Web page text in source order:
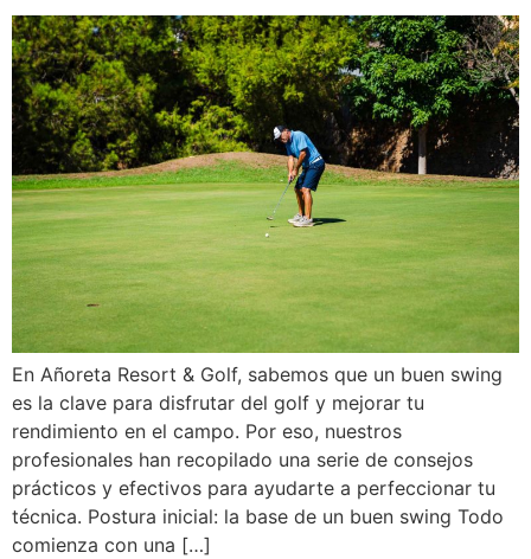
En Añoreta Resort & Golf, sabemos que un buen swing
es la clave para disfrutar del golf y mejorar tu
rendimiento en el campo. Por eso, nuestros
profesionales han recopilado una serie de consejos
prácticos y efectivos para ayudarte a perfeccionar tu
técnica. Postura inicial: la base de un buen swing Todo
comienza con una […]